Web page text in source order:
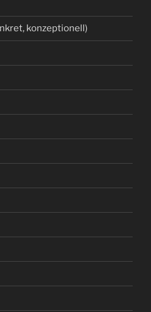
konzeptionell)